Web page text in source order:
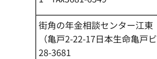
街角の年金相談センター江東
（亀戸2-22-17日本生命亀戸
28-3681